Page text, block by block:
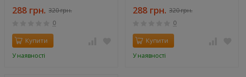
288 грн. 320 грн.
0
Купити
У наявності
288 грн. 320 грн.
0
Купити
У наявності